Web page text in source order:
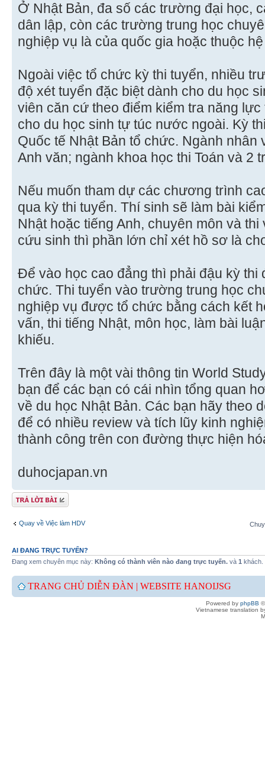
Ở Nhật Bản, đa số các trường đại học,
dân lập, còn các trường trung học
nghiệp vụ là của quốc gia hoặc thuộc
Ngoài việc tổ chức kỳ thi tuyển, nhiều
độ xét tuyển đặc biệt dành cho du học
viên căn cứ theo điểm kiểm tra năng
cho du học sinh tự túc nước ngoài. Kỳ
Quốc tế Nhật Bản tổ chức. Ngành nhân
Anh văn; ngành khoa học thi Toán và 2
Nếu muốn tham dự các chương trình
qua kỳ thi tuyển. Thí sinh sẽ làm bài
Nhật hoặc tiếng Anh, chuyên môn và
cứu sinh thì phần lớn chỉ xét hồ sơ là
Để vào học cao đẳng thì phải đậu kỳ thi
chức. Thi tuyển vào trường trung học
nghiệp vụ được tổ chức bằng cách kết
vấn, thi tiếng Nhật, môn học, làm bài
khiếu.
Trên đây là một vài thông tin World
bạn để các bạn có cái nhìn tổng quan
về du học Nhật Bản. Các bạn hãy theo
để có nhiều review và tích lũy kinh
thành công trên con đường thực hiện
duhocjapan.vn
Gửi bài trả lời
Quay về Việc làm HDV
AI ĐANG TRỰC TUYẾN?
Đang xem chuyên mục này: Không có thành viên nào đang trực tuyến. và 1 khách.
TRANG CHỦ DIỄN ĐÀN | WEBSITE HANOIJSG
Powered by phpBB
Vietnamese translation